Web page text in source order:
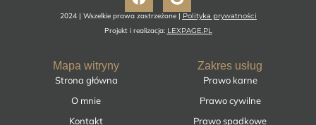
2024 | Wszelkie prawa zastrzeżone | Polityka prywatności
Projekt i realizacja: LEXPAGE.PL
Mapa witryny
Strona główna
O mnie
Kontakt
Zakres usług
Prawo karne
Prawo cywilne
Prawo spadkowe